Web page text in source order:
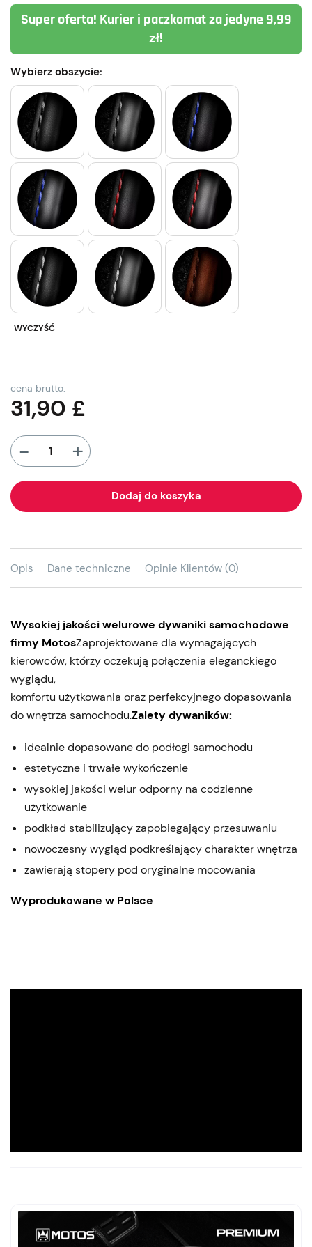
Super oferta! Kurier i paczkomat za jedyne 9,99
zł!
Wybierz obszycie:
WYCZYŚĆ
cena brutto:
31,90 £
- +
Dodaj do koszyka
Opis Dane techniczne Opinie Klientów (0)
Wysokiej jakości welurowe dywaniki samochodowe
firmy MotosZaprojektowane dla wymagających
kierowców, którzy oczekują połączenia eleganckiego
wyglądu,
komfortu użytkowania oraz perfekcyjnego dopasowania
do wnętrza samochodu.Zalety dywaników:
idealnie dopasowane do podłogi samochodu
estetyczne i trwałe wykończenie
wysokiej jakości welur odporny na codzienne
użytkowanie
podkład stabilizujący zapobiegający przesuwaniu
nowoczesny wygląd podkreślający charakter wnętrza
zawierają stopery pod oryginalne mocowania
Wyprodukowane w Polsce